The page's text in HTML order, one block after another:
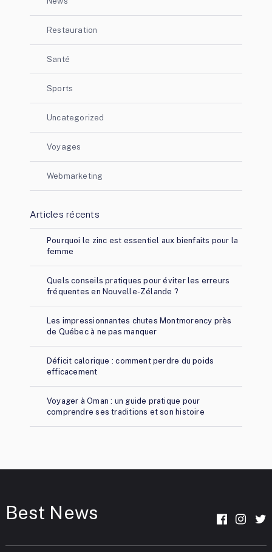
Restauration
Santé
Sports
Uncategorized
Voyages
Webmarketing
Articles récents
Pourquoi le zinc est essentiel aux bienfaits pour la
femme
Quels conseils pratiques pour éviter les erreurs
fréquentes en Nouvelle-Zélande ?
Les impressionnantes chutes Montmorency près
de Québec à ne pas manquer
Déficit calorique : comment perdre du poids
efficacement
Voyager à Oman : un guide pratique pour
comprendre ses traditions et son histoire
Best News